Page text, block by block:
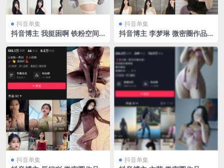
抖音单集
抖音博主 我挺困啊 铁粉空间
至：2024.10.8
抖音单集
抖音博主 李梦琳 微密圈作品
抖音单集 抖音单集